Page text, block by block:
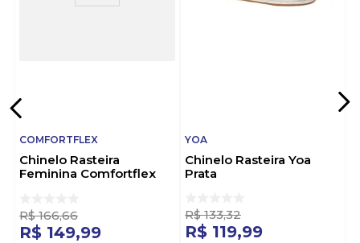
COMFORTFLEX
Chinelo Rasteira
Feminina Comfortflex
R$ 166,66
R$ 149,99
YOA
Chinelo Rasteira Yoa
Prata
R$ 133,32
R$ 119,99